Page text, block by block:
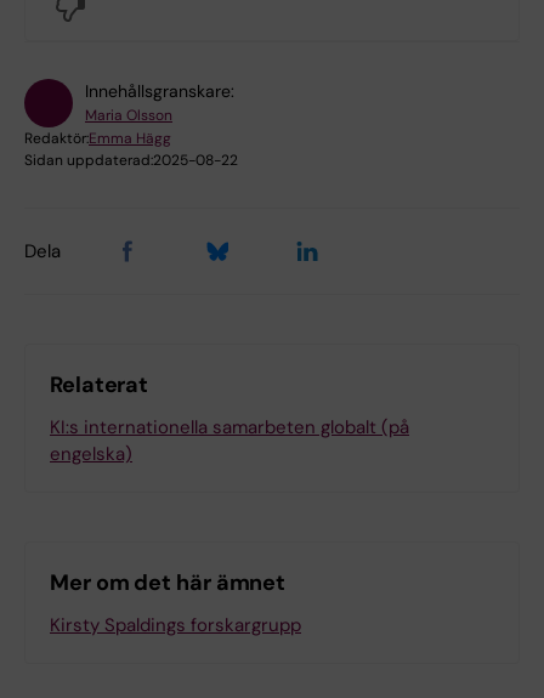
Innehållsgranskare:
Maria Olsson
Redaktör:Emma Hägg
Sidan uppdaterad:2025-08-22
Dela
Relaterat
KI:s internationella samarbeten globalt (på
engelska)
Mer om det här ämnet
Kirsty Spaldings forskargrupp